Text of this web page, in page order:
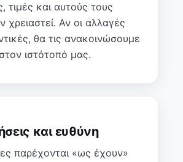
τιμές και αυτούς τους
χρειαστεί. Αν οι αλλαγές
θα τις ανακοινώσουμε
ιστότοπό μας.
και ευθύνη
παρέχονται «ως έχουν»